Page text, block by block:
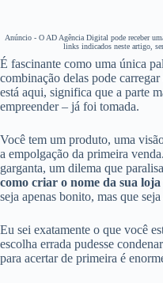
Anúncio - O AD Agência Digital pode receber
links indicados neste artigo,
É fascinante como uma única
combinação delas pode
está aqui, significa que a parte
empreender – já foi tomada.
Você tem um produto, uma
a empolgação da primeira
garganta, um dilema que
como criar o nome da sua
seja apenas bonito, mas que
Eu sei exatamente o que você
escolha errada pudesse
para acertar de primeira é